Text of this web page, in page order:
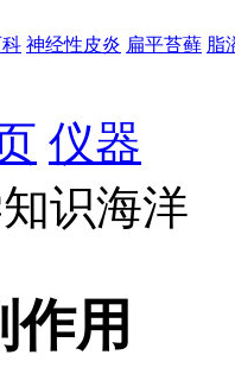
神经性皮炎 扁平苔藓 脂
仪器
识海洋
作用